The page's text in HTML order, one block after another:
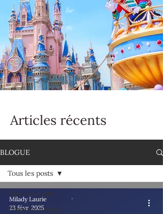
Articles récents
BLOGUE
Tous les posts
Trucs de voyage
Tous les posts
Milady Laurie
23 févr. 2025